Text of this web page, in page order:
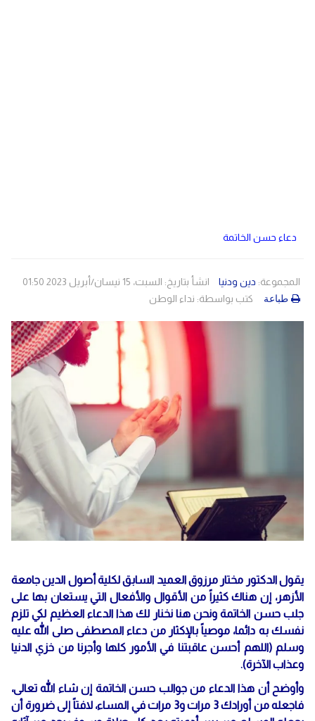
دعاء حسن الخاتمة
المجموعة: دين ودنيا
انشأ بتاريخ: السبت، 15 نيسان/أبريل 2023 01:50
كتب بواسطة: نداء الوطن طباعة
يقول الدكتور مختار مرزوق العميد السابق لكلية أصول الدين جامعة
الأزهر، إن هناك كثيراً من الأقوال والأفعال التي يستعان بها على
جلب حسن الخاتمة ونحن هنا نخنار لك هذا الدعاء العظيم لكي تلزم
نفسك به دائما، موصياً بالإكثار من دعاء المصطفى صلى الله عليه
وسلم (اللهم أحسن عاقبتنا في الأمور كلها وأجرنا من خزي الدنيا
وعذاب الآخرة).
وأوضح أن هذا الدعاء من جوالب حسن الخاتمة إن شاء الله تعالى،
فاجعله من أورادك 3 مرات و3 مرات في المساء، لافتاً إلى ضرورة أن